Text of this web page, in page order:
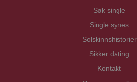
Søk single
Single synes
Solskinnshistorier
Sikker dating
Kontakt